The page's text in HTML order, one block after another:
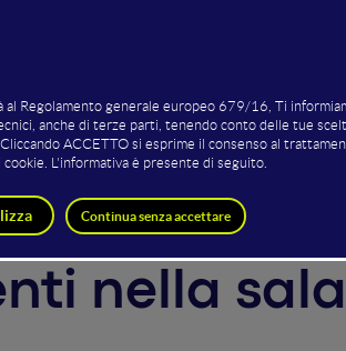
by Nanosono is a revolutionary
permanent and safe way - unlike
and transforms daily-use applications
nella